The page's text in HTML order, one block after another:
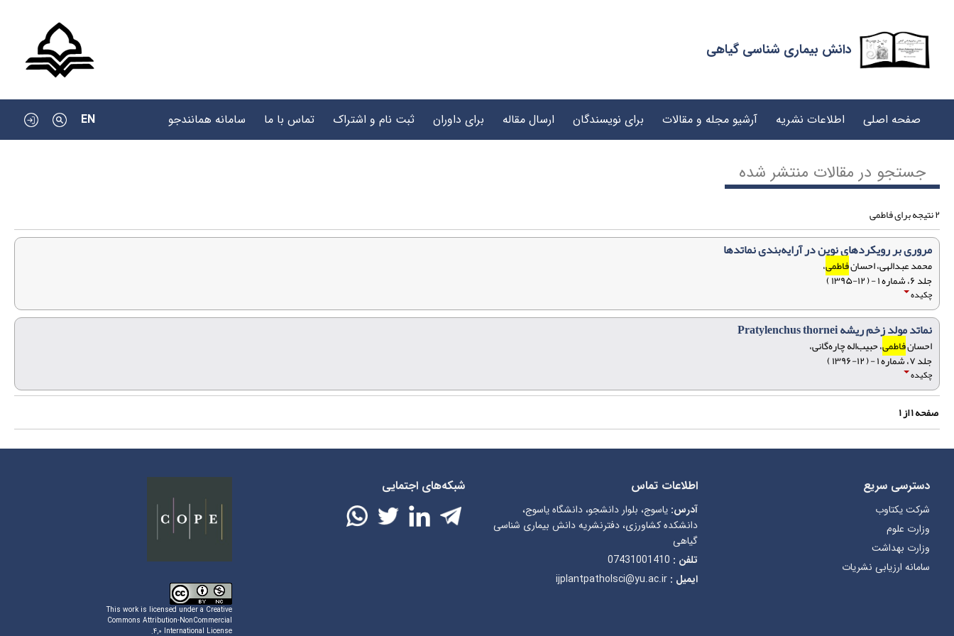
دانش بیماری شناسی گیاهی
صفحه اصلی اطلاعات نشریه آرشیو مجله و مقالات برای نویسندگان ارسال مقاله برای داوران ثبت نام و اشتراک تماس با ما سامانه همانندجو EN
جستجو در مقالات منتشر شده
۲ نتیجه برای فاطمی
مروری بر رویکردهای نوین در آرایه‌بندی نماتدها
محمد عبدالهی، احسانفاطمی،
جلد ۶، شماره ۱ - ( ۱۲-۱۳۹۵ )
چکیده
نماتد مولد زخم ریشه Pratylenchus thornei
احسانفاطمی، حبیب‌اله چاره‌گانی،
جلد ۷، شماره ۱ - ( ۱۲-۱۳۹۶ )
چکیده
صفحه۱از۱
دسترسی سریع
شرکت یکتاوب
وزارت علوم
وزارت بهداشت
سامانه ارزیابی نشریات
اطلاعات تماس
آدرس:یاسوج، بلوار دانشجو، دانشگاه یاسوج،
دانشکده کشاورزی، دفترنشریه دانش بیماری شناسی
گیاهی
تلفن : 07431001410
ایمیل :ijplantpatholsci@yu.ac.ir
شبکه‌های اجتمایی
This work is licensed under a Creative
Commons Attribution-NonCommercial
۴,۰ International License.